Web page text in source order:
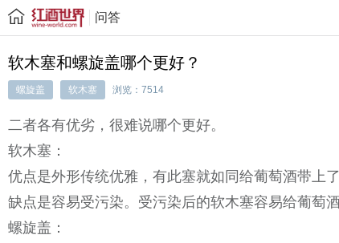
问答
软木塞和螺旋盖哪个更好？
螺旋盖 软木塞 浏览：7514
二者各有优劣，很难说哪个更好。
软木塞：
优点是外形传统优雅，有此塞就如同给葡萄酒带上
缺点是容易受污染。受污染后的软木塞容易给葡萄
螺旋盖：